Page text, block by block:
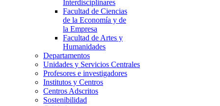
Interdisciplinares
Facultad de Ciencias
de la Economía y de
la Empresa
Facultad de Artes y
Humanidades
Departamentos
Unidades y Servicios Centrales
Profesores e investigadores
Institutos y Centros
Centros Adscritos
Sostenibilidad